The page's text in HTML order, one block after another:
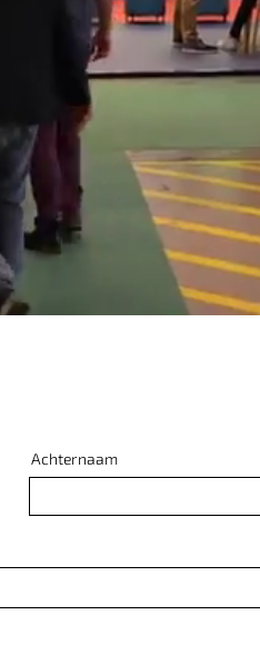
Achternaam